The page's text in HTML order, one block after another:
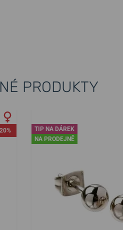
PRODUKTY
TIP NA DÁREK
NA PRODEJNĚ